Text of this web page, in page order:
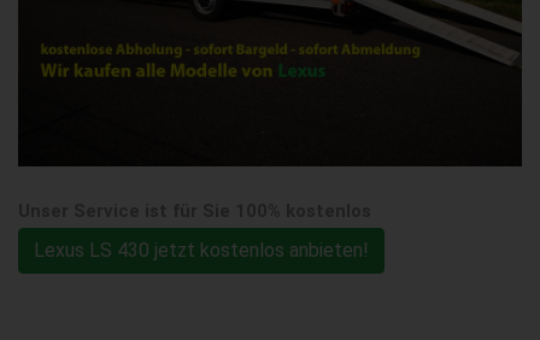
Lexus LS 430 jetzt kostenlos anbieten!